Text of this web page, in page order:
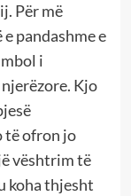
Për më
pandashme e
i
Kjo
të ofron jo
vështrim të
koha thjesht